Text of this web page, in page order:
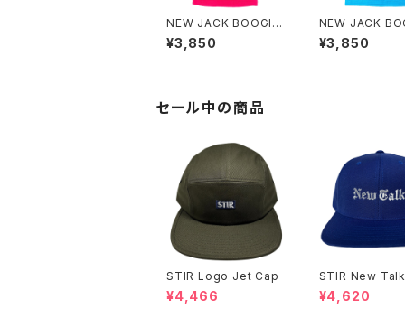
NEW JACK BOOGIE
GAL Camisole
¥3,850
NEW JACK
GAL Camisole
¥3,850
セール中の商品
STIR Logo Jet Cap
¥4,466
STIR New
pback Cap
¥4,620